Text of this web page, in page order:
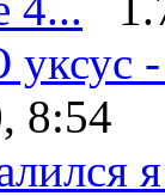
-
8:54